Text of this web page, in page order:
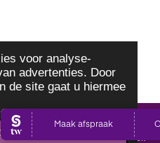
voor analyse-
advertenties. Door
de site gaat u hiermee
Facebook